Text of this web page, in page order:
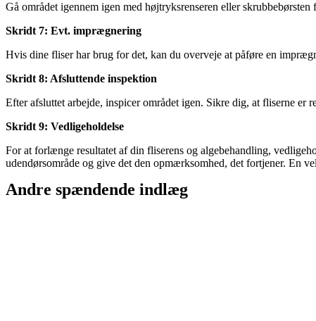
Gå området igennem igen med højtryksrenseren eller
Skridt 7: Evt. imprægnering
Hvis dine fliser har brug for det, kan du overveje at påføre en
Skridt 8: Afsluttende inspektion
Efter afsluttet arbejde, inspicer området igen. Sikre dig, at fliserne er
Skridt 9: Vedligeholdelse
For at forlænge resultatet af din fliserens og algebehandling,
udendørsområde og give det den opmærksomhed, det fortjener. En
Andre spændende indlæg